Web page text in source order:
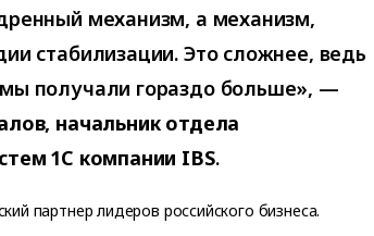
механизм, а механизм,
стабилизации. Это сложнее, ведь
получали гораздо больше», —
начальник отдела
1С компании IBS.
партнер лидеров российского бизнеса.